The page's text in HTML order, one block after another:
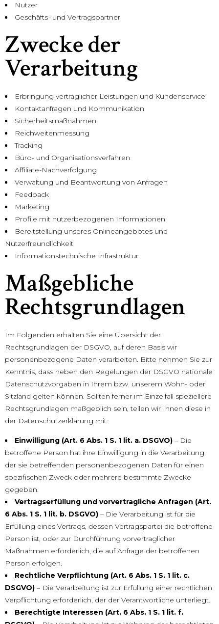
Nutzer
Geschäfts- und Vertragspartner
Zwecke der
Verarbeitung
Erbringung vertraglicher Leistungen und Kundenservice
Kontaktanfragen und Kommunikation
Sicherheitsmaßnahmen
Reichweitenmessung
Tracking
Büro- und Organisationsverfahren
Affiliate-Nachverfolgung
Verwaltung und Beantwortung von Anfragen
Feedback
Marketing
Profile mit nutzerbezogenen Informationen
Bereitstellung unseres Onlineangebotes und
Nutzerfreundlichkeit
Informationstechnische Infrastruktur
Maßgebliche
Rechtsgrundlagen
Im Folgenden erhalten Sie eine Übersicht der
Rechtsgrundlagen der DSGVO, auf deren Basis wir
personenbezogene Daten verarbeiten. Bitte nehmen Sie zur
Kenntnis, dass neben den Regelungen der DSGVO nationale
Datenschutzvorgaben in Ihrem bzw. unserem Wohn- oder
Sitzland gelten können. Sollten ferner im Einzelfall speziellere
Rechtsgrundlagen maßgeblich sein, teilen wir Ihnen diese in
der Datenschutzerklärung mit.
Einwilligung (Art. 6 Abs. 1 S. 1 lit. a. DSGVO) – Die
betroffene Person hat ihre Einwilligung in die Verarbeitung
der sie betreffenden personenbezogenen Daten für einen
spezifischen Zweck oder mehrere bestimmte Zwecke
gegeben.
Vertragserfüllung und vorvertragliche Anfragen (Art.
6 Abs. 1 S. 1 lit. b. DSGVO) – Die Verarbeitung ist für die
Erfüllung eines Vertrags, dessen Vertragspartei die betroffene
Person ist, oder zur Durchführung vorvertraglicher
Maßnahmen erforderlich, die auf Anfrage der betroffenen
Person erfolgen.
Rechtliche Verpflichtung (Art. 6 Abs. 1 S. 1 lit. c.
DSGVO) – Die Verarbeitung ist zur Erfüllung einer rechtlichen
Verpflichtung erforderlich, der der Verantwortliche unterliegt.
Berechtigte Interessen (Art. 6 Abs. 1 S. 1 lit. f.